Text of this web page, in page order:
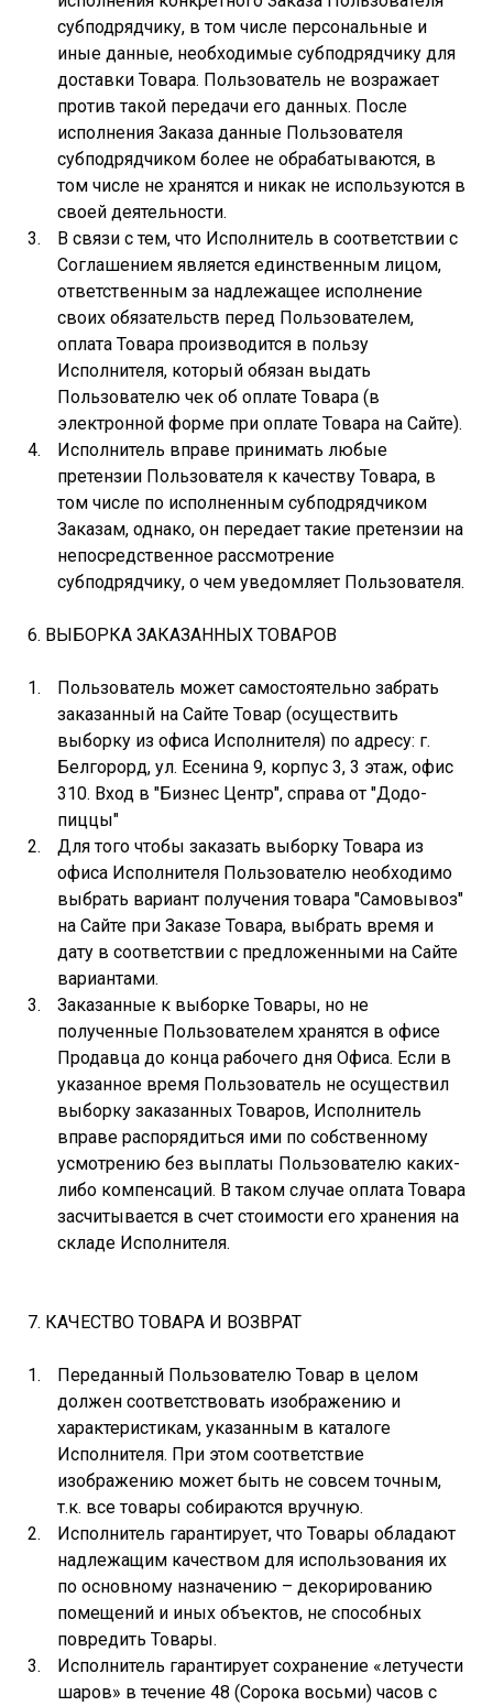
субподрядчику, в том числе персональные и
иные данные, необходимые субподрядчику для
доставки Товара. Пользователь не возражает
против такой передачи его данных. После
исполнения Заказа данные Пользователя
субподрядчиком более не обрабатываются, в
том числе не хранятся и никак не используются в
своей деятельности.
В связи с тем, что Исполнитель в соответствии с
Соглашением является единственным лицом,
ответственным за надлежащее исполнение
своих обязательств перед Пользователем,
оплата Товара производится в пользу
Исполнителя, который обязан выдать
Пользователю чек об оплате Товара (в
электронной форме при оплате Товара на Сайте).
Исполнитель вправе принимать любые
претензии Пользователя к качеству Товара, в
том числе по исполненным субподрядчиком
Заказам, однако, он передает такие претензии на
непосредственное рассмотрение
субподрядчику, о чем уведомляет Пользователя.
6. ВЫБОРКА ЗАКАЗАННЫХ ТОВАРОВ
Пользователь может самостоятельно забрать
заказанный на Сайте Товар (осуществить
выборку из офиса Исполнителя) по адресу: г.
Белгорорд, ул. Есенина 9, корпус 3, 3 этаж, офис
310. Вход в "Бизнес Центр", справа от "Додо-
пиццы"
Для того чтобы заказать выборку Товара из
офиса Исполнителя Пользователю необходимо
выбрать вариант получения товара "Самовывоз"
на Сайте при Заказе Товара, выбрать время и
дату в соответствии с предложенными на Сайте
вариантами.
Заказанные к выборке Товары, но не
полученные Пользователем хранятся в офисе
Продавца до конца рабочего дня Офиса. Если в
указанное время Пользователь не осуществил
выборку заказанных Товаров, Исполнитель
вправе распорядиться ими по собственному
усмотрению без выплаты Пользователю каких-
либо компенсаций. В таком случае оплата Товара
засчитывается в счет стоимости его хранения на
складе Исполнителя.
7. КАЧЕСТВО ТОВАРА И ВОЗВРАТ
Переданный Пользователю Товар в целом
должен соответствовать изображению и
характеристикам, указанным в каталоге
Исполнителя. При этом соответствие
изображению может быть не совсем точным,
т.к. все товары собираются вручную.
Исполнитель гарантирует, что Товары обладают
надлежащим качеством для использования их
по основному назначению – декорированию
помещений и иных объектов, не способных
повредить Товары.
Исполнитель гарантирует сохранение «летучести
шаров» в течение 48 (Сорока восьми) часов с